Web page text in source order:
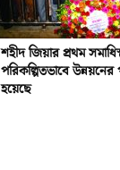
শহীদ জিয়ার প্রথম
পরিকল্পিতভাবে উন্নয়নের
হয়েছে